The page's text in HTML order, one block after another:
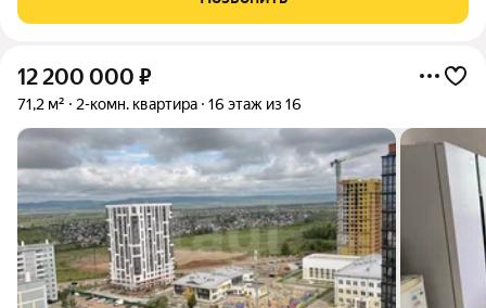
новостроек, точечная
12 200 000 ₽
71,2 м² 2-комн. квартира 16 этаж из 16